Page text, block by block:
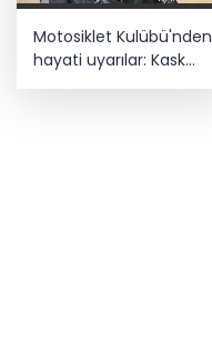
Motosiklet Kulübü'nden
hayati uyarılar: Kask